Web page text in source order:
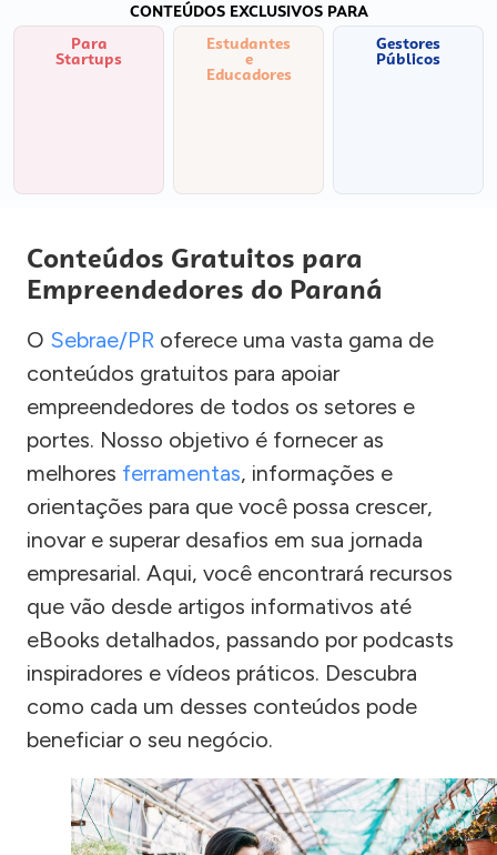
CONTEÚDOS EXCLUSIVOS PARA
Para
Startups
Estudantes
e
Educadores
Gestores
Públicos
Conteúdos Gratuitos para
Empreendedores do Paraná
O Sebrae/PR oferece uma vasta gama de
conteúdos gratuitos para apoiar
empreendedores de todos os setores e
portes. Nosso objetivo é fornecer as
melhores ferramentas, informações e
orientações para que você possa crescer,
inovar e superar desafios em sua jornada
empresarial. Aqui, você encontrará recursos
que vão desde artigos informativos até
eBooks detalhados, passando por podcasts
inspiradores e vídeos práticos. Descubra
como cada um desses conteúdos pode
beneficiar o seu negócio.